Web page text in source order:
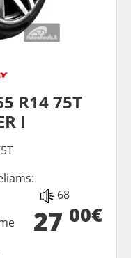
R14 75T
I
68
27 00€